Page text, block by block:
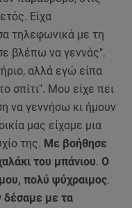
Είχα
τηλεφωνικά με τη
βλέπω να γεννάς".
αλλά εγώ είπα
σπίτι". Μου είχε πει
να γεννήσω κι ήμουν
μας είχαμε μια
της. Με βοήθησε
του μπάνιου. Ο
πολύ ψύχραιμος.
δέσαμε με τα